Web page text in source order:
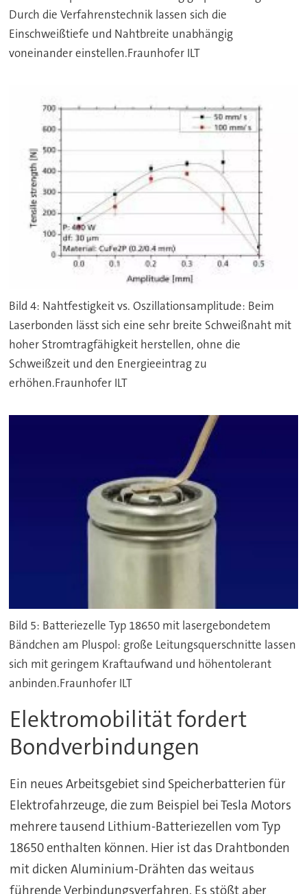
Durch die Verfahrenstechnik lassen sich die
Einschweißtiefe und Nahtbreite unabhängig
voneinander einstellen.Fraunhofer ILT
Bild 4: Nahtfestigkeit vs. Oszillationsamplitude: Beim
Laserbonden lässt sich eine sehr breite Schweißnaht mit
hoher Stromtragfähigkeit herstellen, ohne die
Schweißzeit und den Energieeintrag zu
erhöhen.Fraunhofer ILT
Bild 5: Batteriezelle Typ 18650 mit lasergebondetem
Bändchen am Pluspol: große Leitungsquerschnitte lassen
sich mit geringem Kraftaufwand und höhentolerant
anbinden.Fraunhofer ILT
Elektromobilität fordert
Bondverbindungen
Ein neues Arbeitsgebiet sind Speicherbatterien für
Elektrofahrzeuge, die zum Beispiel bei Tesla Motors
mehrere tausend Lithium-Batteriezellen vom Typ
18650 enthalten können. Hier ist das Drahtbonden
mit dicken Aluminium-Drähten das weitaus
führende Verbindungsverfahren. Es stößt aber